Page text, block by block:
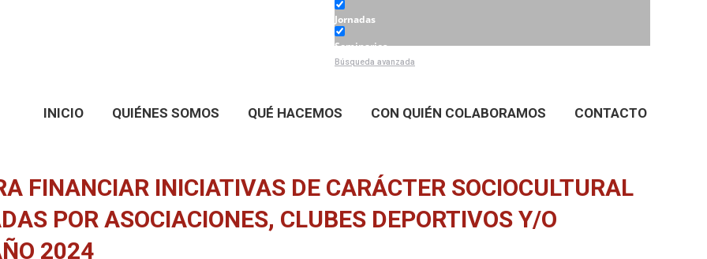
Jornadas
Seminarios
Búsqueda avanzada
INICIO QUIÉNES SOMOS QUÉ HACEMOS CON QUIÉN COLABORAMOS CONTACTO
FINANCIAR INICIATIVAS DE CARÁCTER SOCIOCULTURAL
POR ASOCIACIONES, CLUBES DEPORTIVOS Y/O
2024